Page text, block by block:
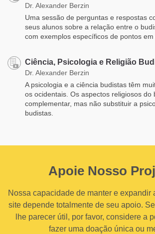
Dr. Alexander Berzin
Uma sessão de perguntas e respostas
seus alunos sobre a relação entre o
com exemplos específicos de pontos em
Ciência, Psicologia e Religião
Dr. Alexander Berzin
A psicologia e a ciência budistas têm
os ocidentais. Os aspectos religiosos do
complementar, mas não substituir a
budistas.
Apoie Nosso
Nossa capacidade de manter e expandir
site depende totalmente de seu apoio.
lhe parecer útil, por favor, considere a
fazer uma doação única ou